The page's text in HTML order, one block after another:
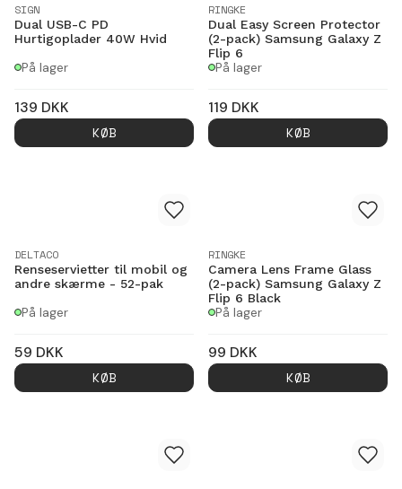
SIGN
Dual USB-C PD
Hurtigoplader 40W Hvid
På lager
139 DKK
KØB
RINGKE
Dual Easy Screen Protector
(2-pack) Samsung Galaxy Z
Flip 6
På lager
119 DKK
KØB
DELTACO
Renseservietter til mobil og
andre skærme - 52-pak
På lager
59 DKK
KØB
RINGKE
Camera Lens Frame Glass
(2-pack) Samsung Galaxy Z
Flip 6 Black
På lager
99 DKK
KØB